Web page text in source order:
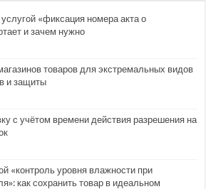
«фиксация номера акта о
и зачем нужно
товаров для экстремальных видов
и защиты
с учётом времени действия разрешения на
«контроль уровня влажности при
как сохранить товар в идеальном